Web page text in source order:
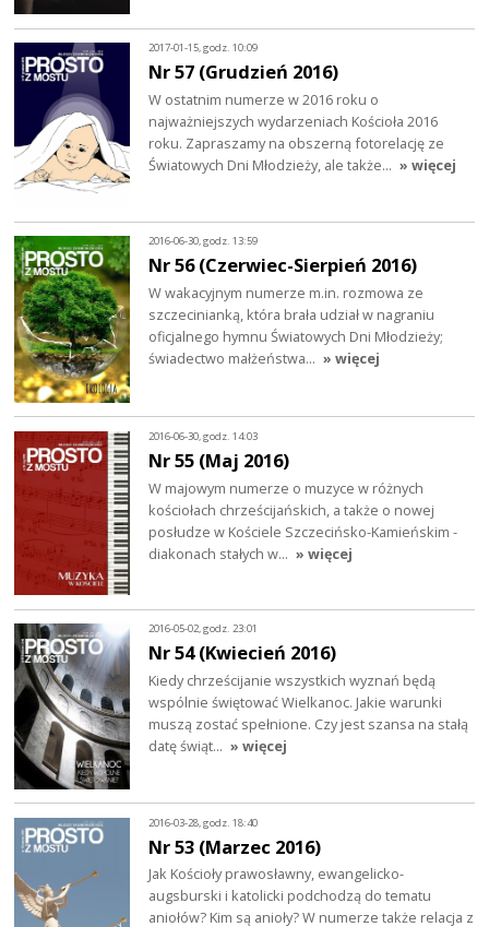
2017-01-15, godz. 10:09
Nr 57 (Grudzień 2016)
W ostatnim numerze w 2016 roku o
najważniejszych wydarzeniach Kościoła 2016
roku. Zapraszamy na obszerną fotorelację ze
Światowych Dni Młodzieży, ale także… » więcej
2016-06-30, godz. 13:59
Nr 56 (Czerwiec-Sierpień 2016)
W wakacyjnym numerze m.in. rozmowa ze
szczecinianką, która brała udział w nagraniu
oficjalnego hymnu Światowych Dni Młodzieży;
świadectwo małżeństwa… » więcej
2016-06-30, godz. 14:03
Nr 55 (Maj 2016)
W majowym numerze o muzyce w różnych
kościołach chrześcijańskich, a także o nowej
posłudze w Kościele Szczecińsko-Kamieńskim -
diakonach stałych w… » więcej
2016-05-02, godz. 23:01
Nr 54 (Kwiecień 2016)
Kiedy chrześcijanie wszystkich wyznań będą
wspólnie świętować Wielkanoc. Jakie warunki
muszą zostać spełnione. Czy jest szansa na stałą
datę świąt… » więcej
2016-03-28, godz. 18:40
Nr 53 (Marzec 2016)
Jak Kościoły prawosławny, ewangelicko-
augsburski i katolicki podchodzą do tematu
aniołów? Kim są anioły? W numerze także relacja z